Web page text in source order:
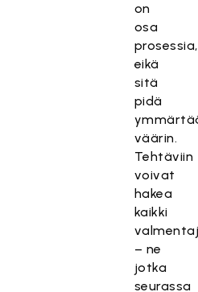
on
osa
prosessia,
eikä
sitä
pidä
väärin.
Tehtäviin
voivat
hakea
kaikki
– ne
jotka
seurassa